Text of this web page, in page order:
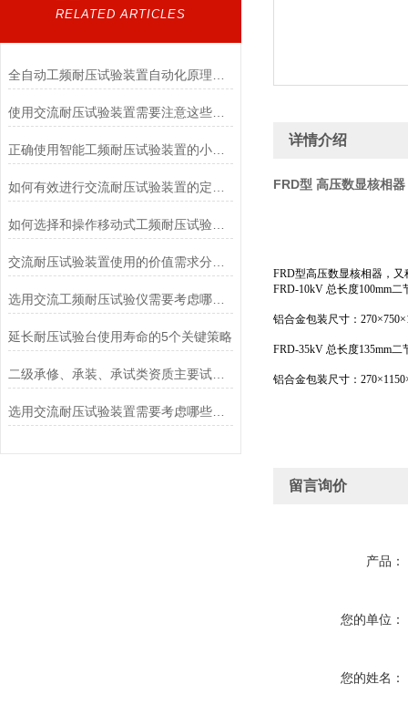
RELATED ARTICLES
使用交流耐压试验装置需要注意这些细节
正确使用智能工频耐压试验装置的小技巧有哪些
如何选择和操作移动式工频耐压试验仪？
选用交流工频耐压试验仪需要考虑哪些问题？
延长耐压试验台使用寿命的5个关键策略
二级承修、承装、承试类资质主要试验设备配置表
选用交流耐压试验装置需要考虑哪些问题
详情介绍
FRD型 高压数显核相器
FRD型高压数显核相器，
FRD-10kV 总长度100mm二
铝合金包装尺寸：
FRD-35kV 总长度135mm二
铝合金包装尺寸：
留言询价
产品：
您的单位：
您的姓名：